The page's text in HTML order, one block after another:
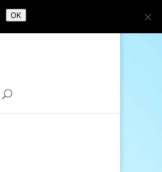
OK